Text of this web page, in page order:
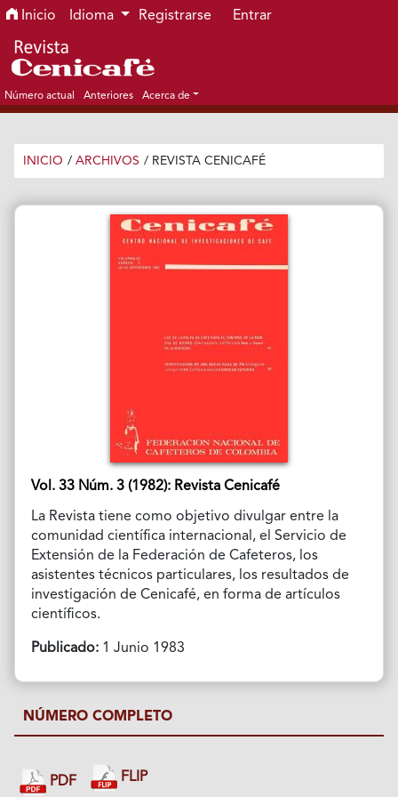
Ir al menú de navegación principal
Ir al contenido principal
Ir al pie de página del sitio
Inicio Idioma Registrarse Entrar
Número actual Anteriores Acerca de
INICIO / ARCHIVOS / REVISTA CENICAFÉ
Vol. 33 Núm. 3 (1982): Revista Cenicafé
La Revista tiene como objetivo divulgar entre la
comunidad científica internacional, el Servicio de
Extensión de la Federación de Cafeteros, los
asistentes técnicos particulares, los resultados de
investigación de Cenicafé, en forma de artículos
científicos.
Publicado:1 Junio 1983
NÚMERO COMPLETO
PDF FLIP